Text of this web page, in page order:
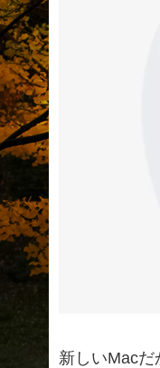
新しいMacだ